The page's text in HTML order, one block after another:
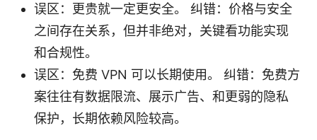
误区：更贵就一定更安全。 纠错：价格与安全
之间存在关系，但并非绝对，关键看功能实现
和合规性。
误区：免费 VPN 可以长期使用。 纠错：免费方
案往往有数据限流、展示广告、和更弱的隐私
保护，长期依赖风险较高。